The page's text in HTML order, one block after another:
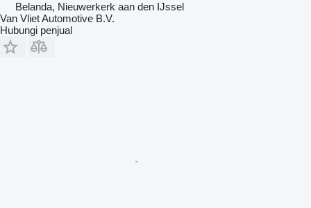
Belanda, Nieuwerkerk aan den IJssel
Van Vliet Automotive B.V.
Hubungi penjual